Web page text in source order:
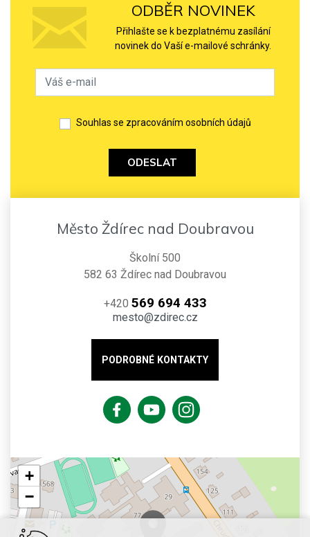
ODBĚR NOVINEK
Přihlašte se k bezplatnému zasílání
novinek do Vaší e-mailové schránky.
Souhlas se zpracováním osobních údajů
ODESLAT
Město Ždírec nad Doubravou
Školní 500
582 63 Ždírec nad Doubravou
+420 569 694 433
mesto@zdirec.cz
PODROBNÉ KONTAKTY
+
−